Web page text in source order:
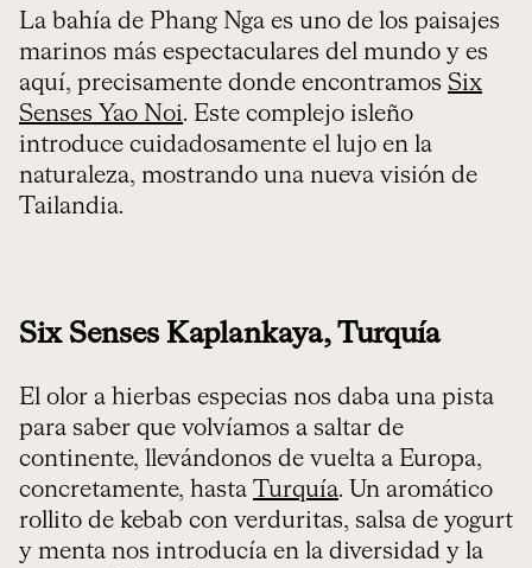
La bahía de Phang Nga es uno de los paisajes
marinos más espectaculares del mundo y es
aquí, precisamente donde encontramos Six
Senses Yao Noi. Este complejo isleño
introduce cuidadosamente el lujo en la
naturaleza, mostrando una nueva visión de
Tailandia.
Six Senses Kaplankaya, Turquía
El olor a hierbas especias nos daba una pista
para saber que volvíamos a saltar de
continente, llevándonos de vuelta a Europa,
concretamente, hasta Turquía. Un aromático
rollito de kebab con verduritas, salsa de yogurt
y menta nos introducía en la diversidad y la